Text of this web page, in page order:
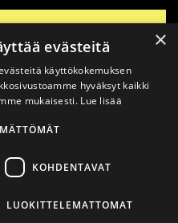
×
evästeitä
käyttökokemuksen
hyväksyt kaikki
mukaisesti. Lue lisää
KOHDENTAVAT
LUOKITTELEMATTOMAT